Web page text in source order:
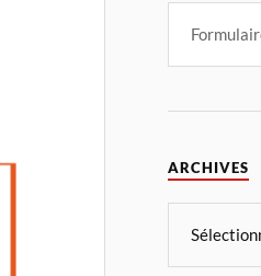
ARCHIVES